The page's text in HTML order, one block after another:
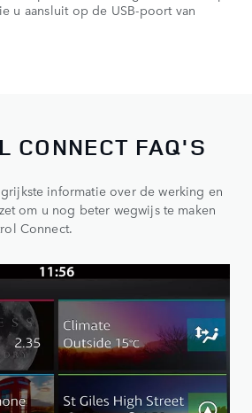
u aansluit op de USB-poort van
CONNECT FAQ'S
informatie over de werking en
om u nog beter wegwijs te maken
Connect.